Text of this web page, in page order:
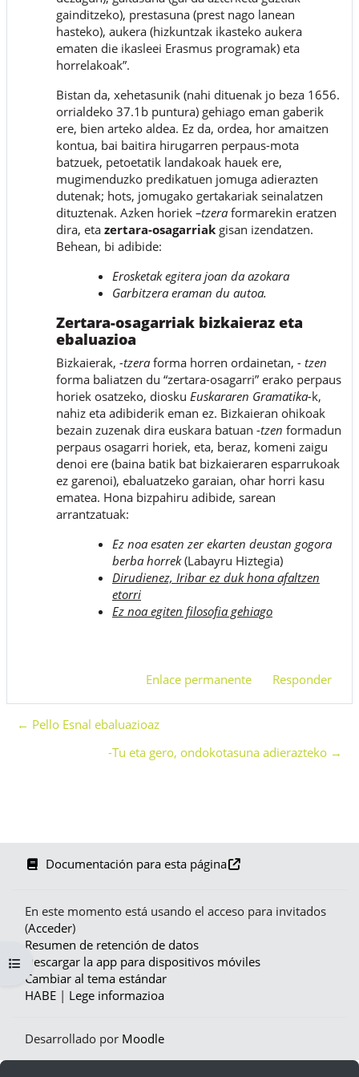
Abrir índice del curso
gainditzeko), prestasuna (prest nago lanean
hasteko), aukera (hizkuntzak ikasteko aukera
ematen die ikasleei Erasmus programak) eta
horrelakoak”.
Bistan da, xehetasunik (nahi dituenak jo beza 1656.
orrialdeko 37.1b puntura) gehiago eman gaberik
ere, bien arteko aldea. Ez da, ordea, hor amaitzen
kontua, bai baitira hirugarren perpaus-mota
batzuek, petoetatik landakoak hauek ere,
mugimenduzko predikatuen jomuga adierazten
dutenak; hots, jomugako gertakariak seinalatzen
dituztenak. Azken horiek –tzera formarekin eratzen
dira, eta zertara-osagarriak gisan izendatzen.
Behean, bi adibide:
Erosketak egitera joan da azokara
Garbitzera eraman du autoa.
Zertara-osagarriak bizkaieraz eta
ebaluazioa
Bizkaierak, -tzera forma horren ordainetan, - tzen
forma baliatzen du “zertara-osagarri” erako perpaus
horiek osatzeko, diosku Euskararen Gramatika-k,
nahiz eta adibiderik eman ez. Bizkaieran ohikoak
bezain zuzenak dira euskara batuan -tzen formadun
perpaus osagarri horiek, eta, beraz, komeni zaigu
denoi ere (baina batik bat bizkaieraren esparrukoak
ez garenoi), ebaluatzeko garaian, ohar horri kasu
ematea. Hona bizpahiru adibide, sarean
arrantzatuak:
Ez noa esaten zer ekarten deustan gogora
berba horrek(Labayru Hiztegia)
Dirudienez, Iribar ez duk hona afaltzen
etorri
Ez noa egiten filosofia gehiago
Enlace permanente Responder
← Pello Esnal ebaluazioaz
-Tu eta gero, ondokotasuna adierazteko →
Documentación para esta página
En este momento está usando el acceso para invitados
(Acceder)
Resumen de retención de datos
Descargar la app para dispositivos móviles
Cambiar al tema estándar
HABE | Lege informazioa
Desarrollado por Moodle